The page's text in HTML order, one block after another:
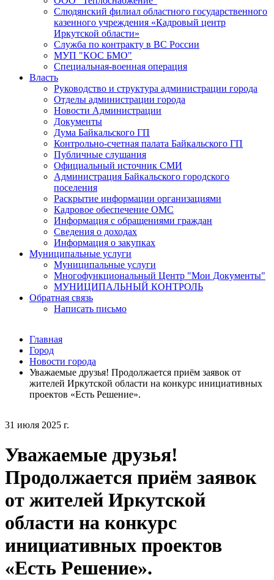
31 июля 2025 г.
Уважаемые друзья!
Продолжается приём заявок
от жителей Иркутской
области на конкурс
инициативных проектов
«Есть Решение».
Слюдянский филиал областного государственного
казенного учреждения «Кадровый центр
Иркутской области»
Служба по контракту в ВС России
МУП "КОС БМО"
Специальная-военная операция
Власть
Руководство и структура администрации города
Отделы администрации города
Новости Администрации
Документы
Дума Байкальского ГП
Контрольно-счетная палата Байкальского ГП
Публичные слушания
Официальный источник СМИ
Администрация Байкальского городского
поселения
Раскрытие информации организациями
Кадровое обеспечение ОМС
Информация с обращениями граждан
Сведения о доходах
Информация о закупках
Муниципальные услуги
Муниципальные услуги
Многофункциональный Центр "Мои Документы"
МУНИЦИПАЛЬНЫЙ КОНТРОЛЬ
Обратная связь
Написать письмо
Главная
Город
Новости города
Уважаемые друзья! Продолжается приём заявок от
жителей Иркутской области на конкурс инициативных
проектов «Есть Решение».